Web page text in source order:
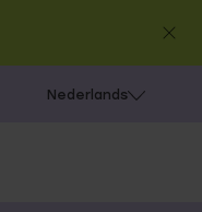
Nederlands